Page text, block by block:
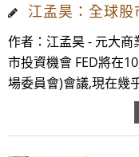
江孟昊：全球股
作者：江孟昊 - 元大
市投資機會 FED將在
場委員會)會議,現在幾